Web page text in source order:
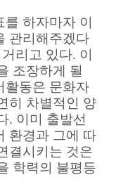
하자마자 이
관리해주겠다
리고 있다. 이
조장하게 될
활동은 문화자
히 차별적인 양
. 이미 출발선
환경과 그에 따
결시키는 것은
학력의 불평등